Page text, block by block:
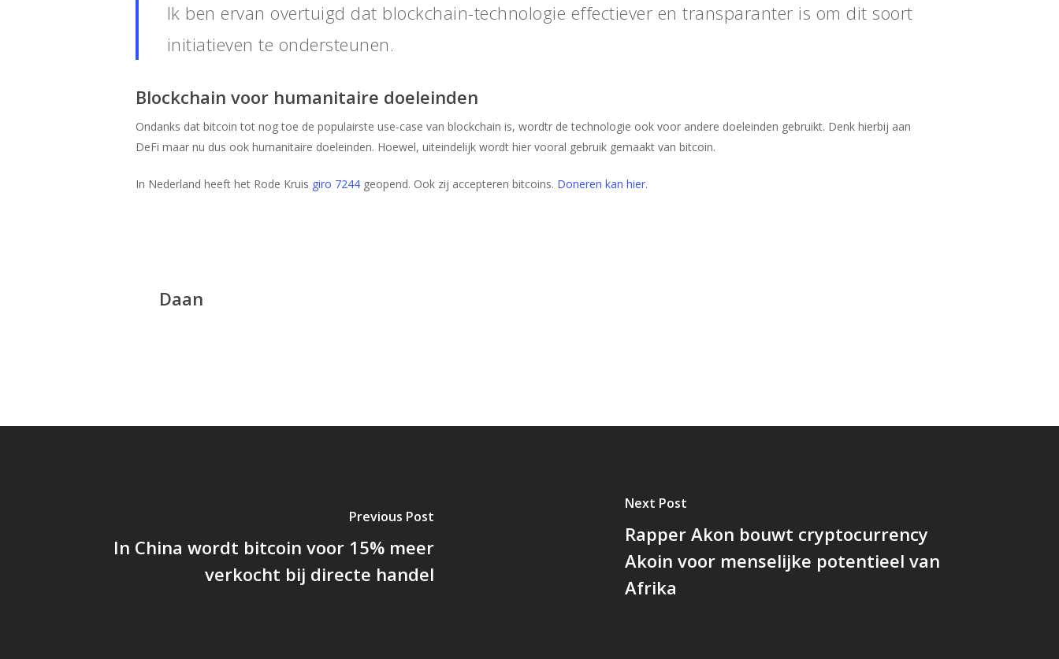
Ik ben ervan overtuigd dat blockchain-technologie effectiever en transparanter is om dit soort
initiatieven te ondersteunen.
Blockchain voor humanitaire doeleinden
Ondanks dat bitcoin tot nog toe de populairste use-case van blockchain is, wordtr de technologie ook voor andere doeleinden gebruikt. Denk hierbij aan
DeFi maar nu dus ook humanitaire doeleinden. Hoewel, uiteindelijk wordt hier vooral gebruik gemaakt van bitcoin.
In Nederland heeft het Rode Kruis giro 7244 geopend. Ook zij accepteren bitcoins. Doneren kan hier.
Daan
Previous Post
In China wordt bitcoin voor 15% meer
verkocht bij directe handel
Next Post
Rapper Akon bouwt cryptocurrency
Akoin voor menselijke potentieel van
Afrika